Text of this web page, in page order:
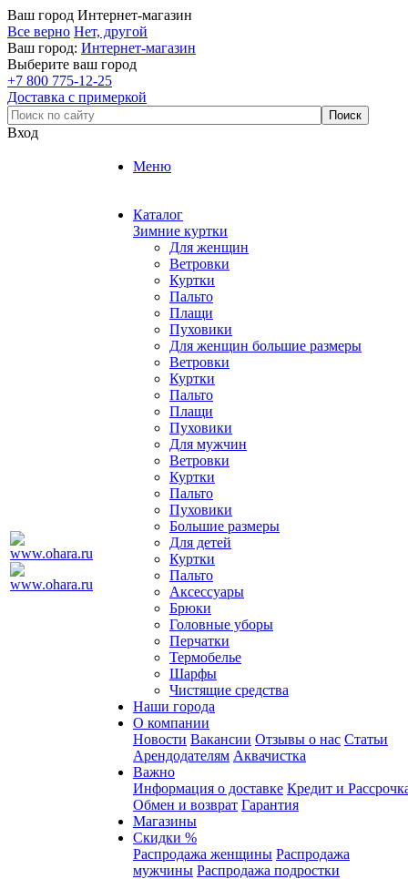
Ваш город Интернет-магазин
Все верно Нет, другой
Ваш город: Интернет-магазин
Выберите ваш город
+7 800 775-12-25
Доставка с примеркой
Вход
Меню
Каталог
Зимние куртки
Для женщин
Ветровки
Куртки
Пальто
Плащи
Пуховики
Для женщин большие размеры
Ветровки
Куртки
Пальто
Плащи
Пуховики
Для мужчин
Ветровки
Куртки
Пальто
Пуховики
Большие размеры
Для детей
Куртки
Пальто
Аксессуары
Брюки
Головные уборы
Перчатки
Термобелье
Шарфы
Чистящие средства
Наши города
О компании
Новости Вакансии Отзывы о нас Статьи
Арендодателям Аквачистка
Важно
Информация о доставке Кредит и
Обмен и возврат Гарантия
Магазины
Скидки %
Распродажа женщины Распродажа
мужчины Распродажа подростки